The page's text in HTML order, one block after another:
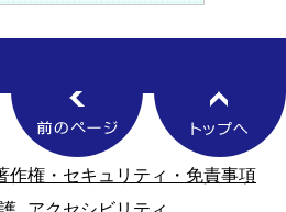
作権・セキュリティ・免責事項